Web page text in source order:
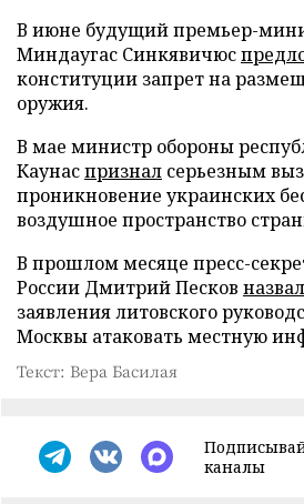
В июне будущий премьер-
Миндаугас Синкявичюс
конституции запрет на
оружия.
В мае министр обороны
Каунаспризнал серьезным
проникновение украинских
воздушное пространство
В прошлом месяце пресс-
России Дмитрий Песков назвал
заявления литовского
Москвы атаковать местную
Текст: Вера Басилая
каналы